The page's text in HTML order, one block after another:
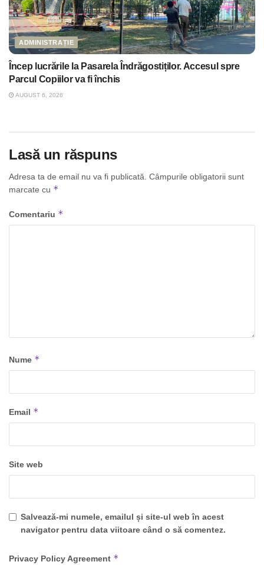
ADMINISTRAȚIE
Încep lucrările la Pasarela Îndrăgostiților. Accesul spre
Parcul Copiilor va fi închis
AUGUST 6, 2026
Lasă un răspuns
Adresa ta de email nu va fi publicată. Câmpurile obligatorii sunt
marcate cu *
Comentariu *
Nume *
Email *
Site web
Salvează-mi numele, emailul și site-ul web în acest
navigator pentru data viitoare când o să comentez.
Privacy Policy Agreement *